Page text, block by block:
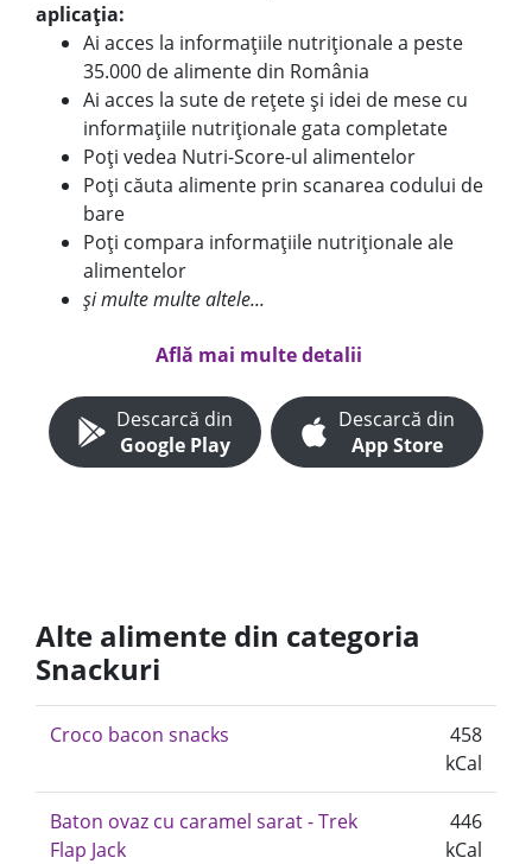
aplicația:
Ai acces la informațiile nutriționale a peste
35.000 de alimente din România
Ai acces la sute de rețete și idei de mese cu
informațiile nutriționale gata completate
Poți vedea Nutri-Score-ul alimentelor
Poți căuta alimente prin scanarea codului de
bare
Poți compara informațiile nutriționale ale
alimentelor
și multe multe altele...
Află mai multe detalii
Descarcă din
Google Play
Descarcă din
App Store
Alte alimente din categoria
Snackuri
Croco bacon snacks
458
kCal
Baton ovaz cu caramel sarat - Trek
Flap Jack
446
kCal